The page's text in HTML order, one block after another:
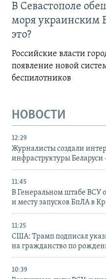
В Севастополе
моря украинским
это?
Российские власти
появление новой
беспилотников
НОВОСТИ
12:29
Журналисты создали
инфраструктуры Беларуси
11:45
В Генеральном штабе ВСУ
и месту запусков БпЛА в
11:25
США: Трамп подписал
на гражданство по
10:39